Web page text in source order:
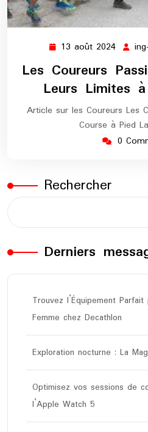
13 août 2024 13
août
2024
Les Coureurs
Leurs Limites
Article sur les Coureurs Les
Course à Pied
0
Rechercher
Derniers
Trouvez l’Équipement
Femme chez Decathlon
Exploration nocturne : La
Optimisez vos sessions de
l’Apple Watch 5